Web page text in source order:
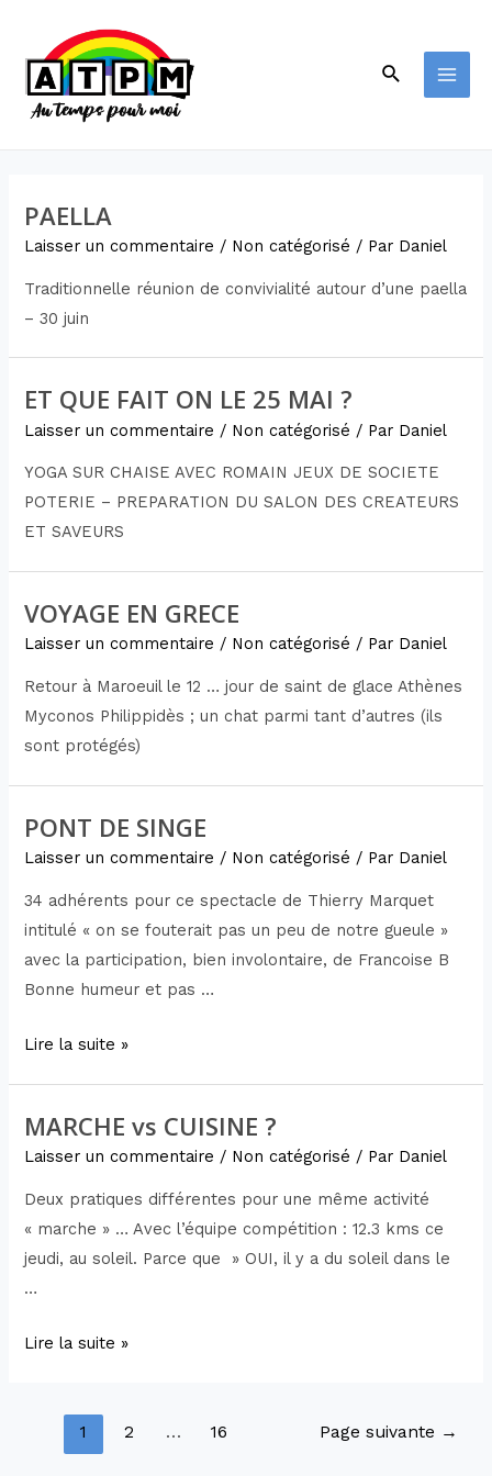
PAELLA
Laisser un commentaire / Non catégorisé / Par Daniel
Traditionnelle réunion de convivialité autour d’une paella
– 30 juin
ET QUE FAIT ON LE 25 MAI ?
Laisser un commentaire / Non catégorisé / Par Daniel
YOGA SUR CHAISE AVEC ROMAIN JEUX DE SOCIETE
POTERIE – PREPARATION DU SALON DES CREATEURS
ET SAVEURS
VOYAGE EN GRECE
Laisser un commentaire / Non catégorisé / Par Daniel
Retour à Maroeuil le 12 … jour de saint de glace Athènes
Myconos Philippidès ; un chat parmi tant d’autres (ils
sont protégés)
PONT DE SINGE
Laisser un commentaire / Non catégorisé / Par Daniel
34 adhérents pour ce spectacle de Thierry Marquet
intitulé « on se fouterait pas un peu de notre gueule »
avec la participation, bien involontaire, de Francoise B
Bonne humeur et pas …
Lire la suite »
MARCHE vs CUISINE ?
Laisser un commentaire / Non catégorisé / Par Daniel
Deux pratiques différentes pour une même activité
« marche » … Avec l’équipe compétition : 12.3 kms ce
jeudi, au soleil. Parce que » OUI, il y a du soleil dans le
…
Lire la suite »
1 2 … 16 Page suivante →